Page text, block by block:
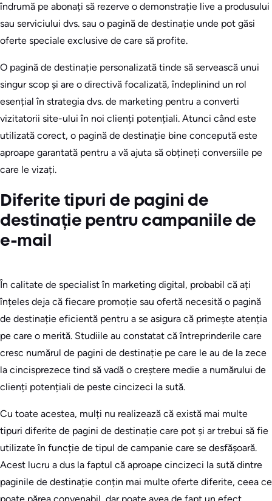
îndrumă pe abonați să rezerve o demonstrație live a produsului
sau serviciului dvs. sau o pagină de destinație unde pot găsi
oferte speciale exclusive de care să profite.
O pagină de destinație personalizată tinde să servească unui
singur scop și are o directivă focalizată, îndeplinind un rol
esențial în strategia dvs. de marketing pentru a converti
vizitatorii site-ului în noi clienți potențiali. Atunci când este
utilizată corect, o pagină de destinație bine concepută este
aproape garantată pentru a vă ajuta să obțineți conversiile pe
care le vizați.
Diferite tipuri de pagini de
destinație pentru campaniile de
e-mail
În calitate de specialist în marketing digital, probabil că ați
înțeles deja că fiecare promoție sau ofertă necesită o pagină
de destinație eficientă pentru a se asigura că primește atenția
pe care o merită. Studiile au constatat că întreprinderile care
cresc numărul de pagini de destinație pe care le au de la zece
la cincisprezece tind să vadă o creștere medie a numărului de
clienți potențiali de peste cincizeci la sută.
Cu toate acestea, mulți nu realizează că există mai multe
tipuri diferite de pagini de destinație care pot și ar trebui să fie
utilizate în funcție de tipul de campanie care se desfășoară.
Acest lucru a dus la faptul că aproape cincizeci la sută dintre
paginile de destinație conțin mai multe oferte diferite, ceea ce